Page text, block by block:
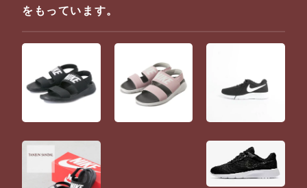
をもっています。